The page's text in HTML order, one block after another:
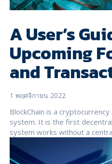
A User’s
Upcoming
and
1 พฤศจิกายน 2022
BlockChain is a
system. It is the first
system works without a